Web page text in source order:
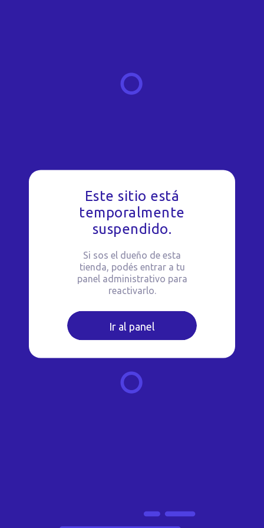
Este sitio está
temporalmente
suspendido.
Si sos el dueño de esta
tienda, podés entrar a tu
panel administrativo para
reactivarlo.
Ir al panel